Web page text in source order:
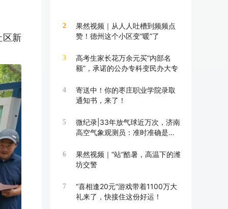
区新
2
果然视频｜从人人吐槽到频频点
赞！德州这个小区变“暖”了
3
高考生家长花万余元买“内部名
额”，承诺的公办专科变民办大专
4
寄送中！你的枣庄职业学院录取
通知书，来了！
5
微纪录|33年放气球近万次，济南
高空气象观测员：准时准确是底
6
果然视频｜“站”酷暑，高温下的潍
坊交警
7
“喜相逢20元”游戏带着1100万大
礼来了，快接住这份好运！